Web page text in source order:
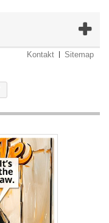
Kontakt Sitemap